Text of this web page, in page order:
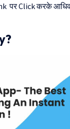
पर Click करके